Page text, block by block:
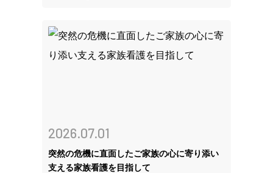
2026.07.01
突然の危機に直面したご家族の心に寄り添い
支える家族看護を目指して